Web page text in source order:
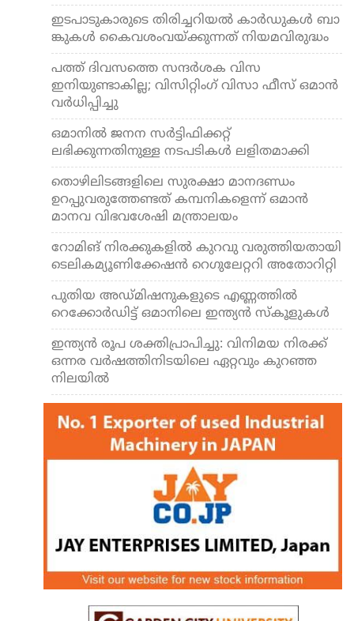
ഇടപാടുകാരുടെ ​തിരിച്ചറിയൽ​ കാ​ർ​ഡു​ക​ൾ ബാ​
ങ്കു​ക​ൾ കൈ​വ​ശംവയ്ക്കുന്നത് നിയമവിരുദ്ധം
പത്ത് ദിവസത്തെ സന്ദര്‍ശക വിസ
ഇനിയുണ്ടാകില്ല; വിസിറ്റിംഗ് വിസാ ഫീസ് ഒമാൻ
വർധിപ്പിച്ചു
ഒമാനിൽ ജനന സർ‍­ട്ടി­ഫി­ക്കറ്റ്
ലഭിക്കുന്നതിനുള്ള നടപടി­കൾ‍ ലളിതമാക്കി
തൊഴിലിടങ്ങളിലെ സുരക്ഷാ മാനദണ്ഡം
ഉറപ്പുവരുത്തേണ്ടത് കമ്പനികളെന്ന് ഒമാൻ
മാനവ വിഭവശേഷി മന്ത്രാലയം
റോമിങ് നിരക്കുകളിൽ കുറവു വരുത്തിയതായി
ടെലികമ്യൂണിക്കേഷൻ റെഗുലേറ്ററി അതോറിറ്റി
പുതിയ അഡ്മിഷനുകളുടെ എണ്ണത്തിൽ
റെക്കോർഡിട്ട് ഒമാനിലെ ഇന്ത്യൻ സ്കൂളുകൾ
ഇന്ത്യന്‍ രൂപ ശക്തിപ്രാപിച്ചു: വി​നി​മ​യ നി​ര​ക്ക്​
ഒന്നര വർഷത്തിനിടയിലെ ഏറ്റവും കു​റ​ഞ്ഞ
നിലയിൽ